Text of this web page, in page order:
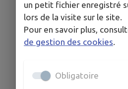
arrêté préfectoral n°2014-
modifié à execer une
produits, a déposé un
des conditions
poussières.
un petit fichier enregistré
lors de la visite sur le site.
Pour en savoir plus,
de gestion des cookies
Obligatoire